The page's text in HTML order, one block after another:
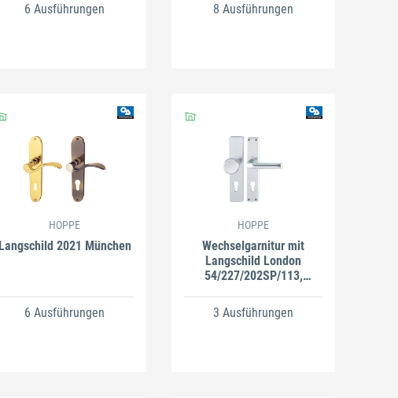
6 Ausführungen 8 Ausführungen
HOPPE
Langschild 2021 München
6 Ausführungen
HOPPE
Wechselgarnitur mit
Langschild London
54/227/202SP/113,
3 Ausführungen